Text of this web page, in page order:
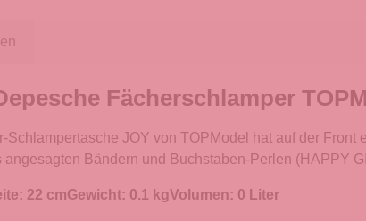
Fächerschlamper
Schlampertasche JOY von TOPModel hat auf der
Bändern und Buchstaben-Perlen (HAPPY
22 cmGewicht: 0.1 kgVolumen: 0 Liter